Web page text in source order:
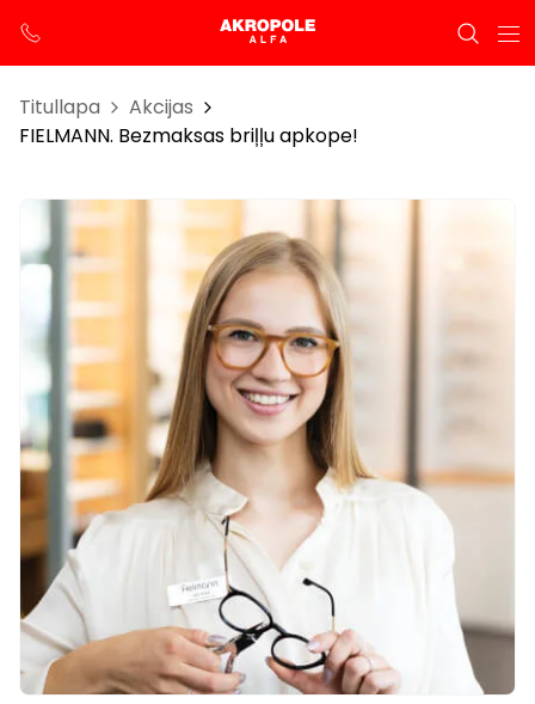
Titullapa
Akcijas
FIELMANN. Bezmaksas briļļu apkope!